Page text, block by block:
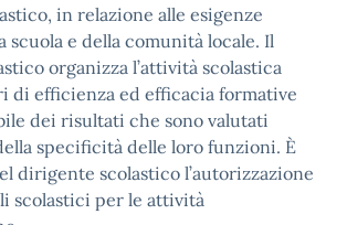
in relazione alle esigenze
scuola e della comunità locale. Il
organizza l’attività scolastica
di efficienza ed efficacia formative
dei risultati che sono valutati
specificità delle loro funzioni. È
dirigente scolastico l’autorizzazione
scolastici per le attività